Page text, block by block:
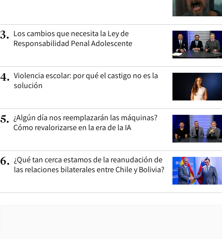
3. Los cambios que necesita la Ley de
Responsabilidad Penal Adolescente
4. Violencia escolar: por qué el castigo no es la
solución
5. ¿Algún día nos reemplazarán las máquinas?
Cómo revalorizarse en la era de la IA
6. ¿Qué tan cerca estamos de la reanudación de
las relaciones bilaterales entre Chile y Bolivia?